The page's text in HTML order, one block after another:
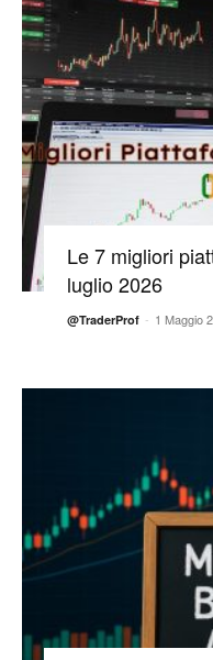
Le 7 migliori
luglio 2026
@TraderProf - 1 Maggio